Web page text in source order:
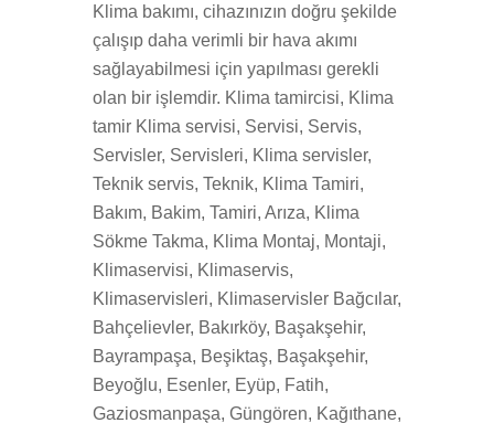
Klima bakımı, cihazınızın doğru şekilde
çalışıp daha verimli bir hava akımı
sağlayabilmesi için yapılması gerekli
olan bir işlemdir. Klima tamircisi, Klima
tamir Klima servisi, Servisi, Servis,
Servisler, Servisleri, Klima servisler,
Teknik servis, Teknik, Klima Tamiri,
Bakım, Bakim, Tamiri, Arıza, Klima
Sökme Takma, Klima Montaj, Montaji,
Klimaservisi, Klimaservis,
Klimaservisleri, Klimaservisler Bağcılar,
Bahçelievler, Bakırköy, Başakşehir,
Bayrampaşa, Beşiktaş, Başakşehir,
Beyoğlu, Esenler, Eyüp, Fatih,
Gaziosmanpaşa, Güngören, Kağıthane,